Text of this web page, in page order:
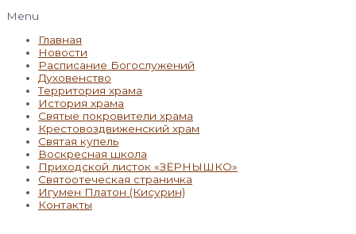
Menu
Главная
Новости
Расписание Богослужений
Духовенство
Территория храма
История храма
Святые покровители храма
Крестовоздвиженский храм
Святая купель
Воскресная школа
Приходской листок «ЗЁРНЫШКО»
Святоотеческая страничка
Игумен Платон (Кисурин)
Контакты